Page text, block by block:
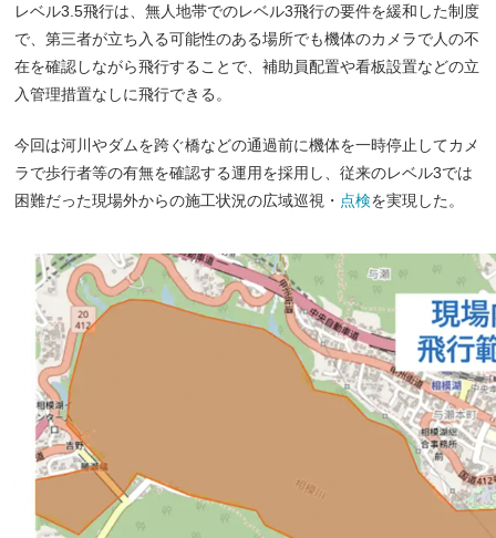
レベル3.5飛行は、無人地帯でのレベル3飛行の要件を緩和した制度
で、第三者が立ち入る可能性のある場所でも機体のカメラで人の不
在を確認しながら飛行することで、補助員配置や看板設置などの立
入管理措置なしに飛行できる。
今回は河川やダムを跨ぐ橋などの通過前に機体を一時停止してカメ
ラで歩行者等の有無を確認する運用を採用し、従来のレベル3では
困難だった現場外からの施工状況の広域巡視・ 点検を実現した。